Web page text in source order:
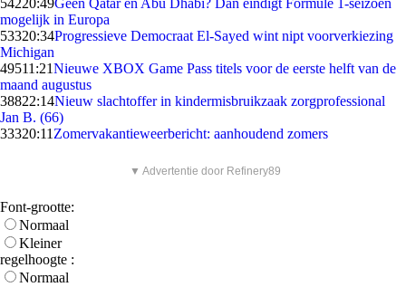
54220:49Geen Qatar en Abu Dhabi? Dan eindigt Formule 1-seizoen
mogelijk in Europa
53320:34Progressieve Democraat El-Sayed wint nipt voorverkiezing
Michigan
49511:21Nieuwe XBOX Game Pass titels voor de eerste helft van de
maand augustus
38822:14Nieuw slachtoffer in kindermisbruikzaak zorgprofessional
Jan B. (66)
33320:11 Zomervakantieweerbericht: aanhoudend zomers
▼ Advertentie door Refinery89
Font-grootte:
Normaal
Kleiner
regelhoogte :
Normaal